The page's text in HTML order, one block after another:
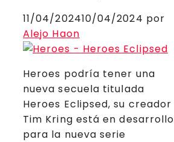
11/04/202410/04/2024 por
Alejo Haon
Heroes podría tener una
nueva secuela titulada
Heroes Eclipsed, su creador
Tim Kring está en desarrollo
para la nueva serie